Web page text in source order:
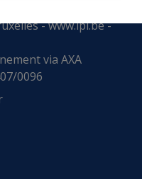
-www.ipi.be-
via AXA
0096